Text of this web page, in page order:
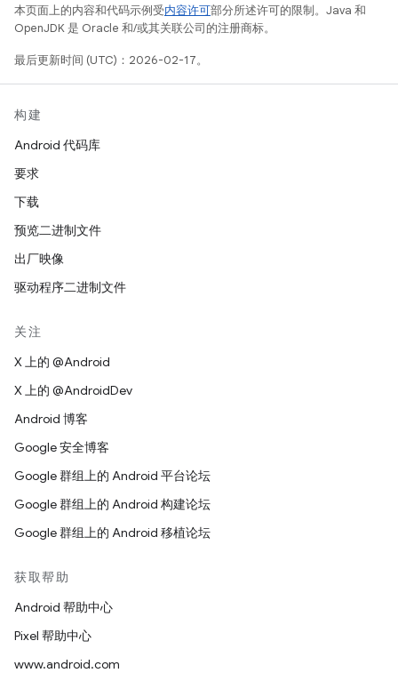
本页面上的内容和代码示例受内容许可部分所述许可的限制。Java 和
OpenJDK 是 Oracle 和/或其关联公司的注册商标。
最后更新时间 (UTC)：2026-02-17。
构建
Android 代码库
要求
下载
预览二进制文件
出厂映像
驱动程序二进制文件
关注
X 上的 @Android
X 上的 @AndroidDev
Android 博客
Google 安全博客
Google 群组上的 Android 平台论坛
Google 群组上的 Android 构建论坛
Google 群组上的 Android 移植论坛
获取帮助
Android 帮助中心
Pixel 帮助中心
www.android.com